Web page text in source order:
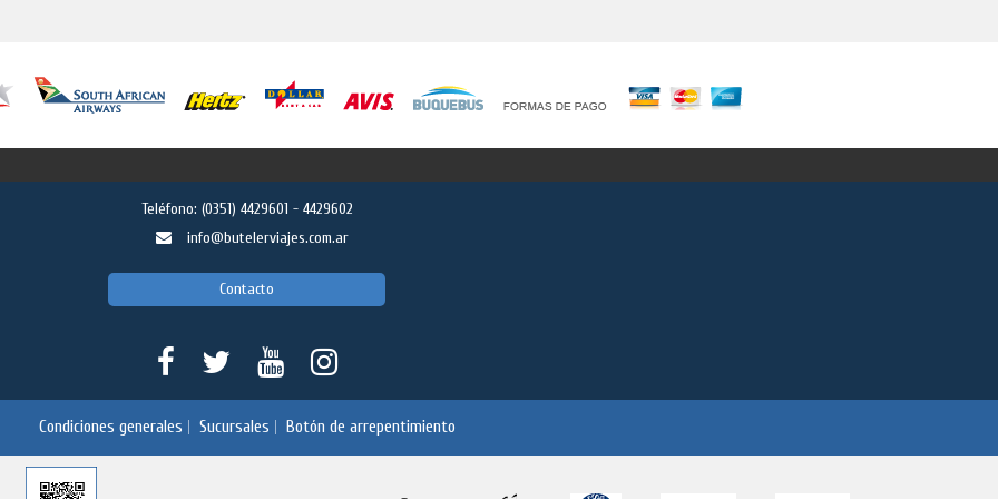
Teléfono: (0351) 4429601 - 4429602
info@butelerviajes.com.ar
Contacto
Condiciones generales Sucursales Botón de arrepentimiento